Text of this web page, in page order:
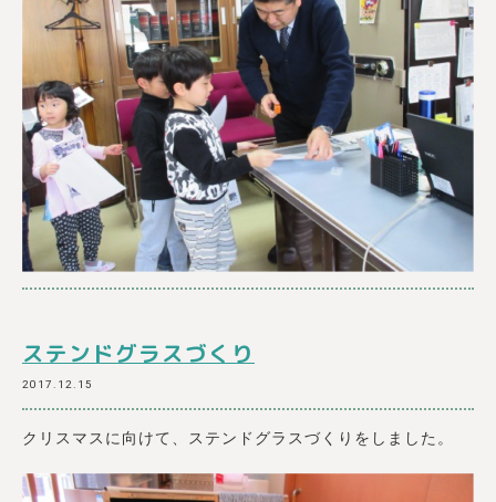
ステンドグラスづくり
2017.12.15
クリスマスに向けて、ステンドグラスづくりをしました。